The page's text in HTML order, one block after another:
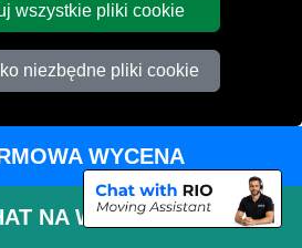
wszystkie pliki cookie
niezbędne pliki cookie
LEEDS
WYCENA
NA WHATSAPP